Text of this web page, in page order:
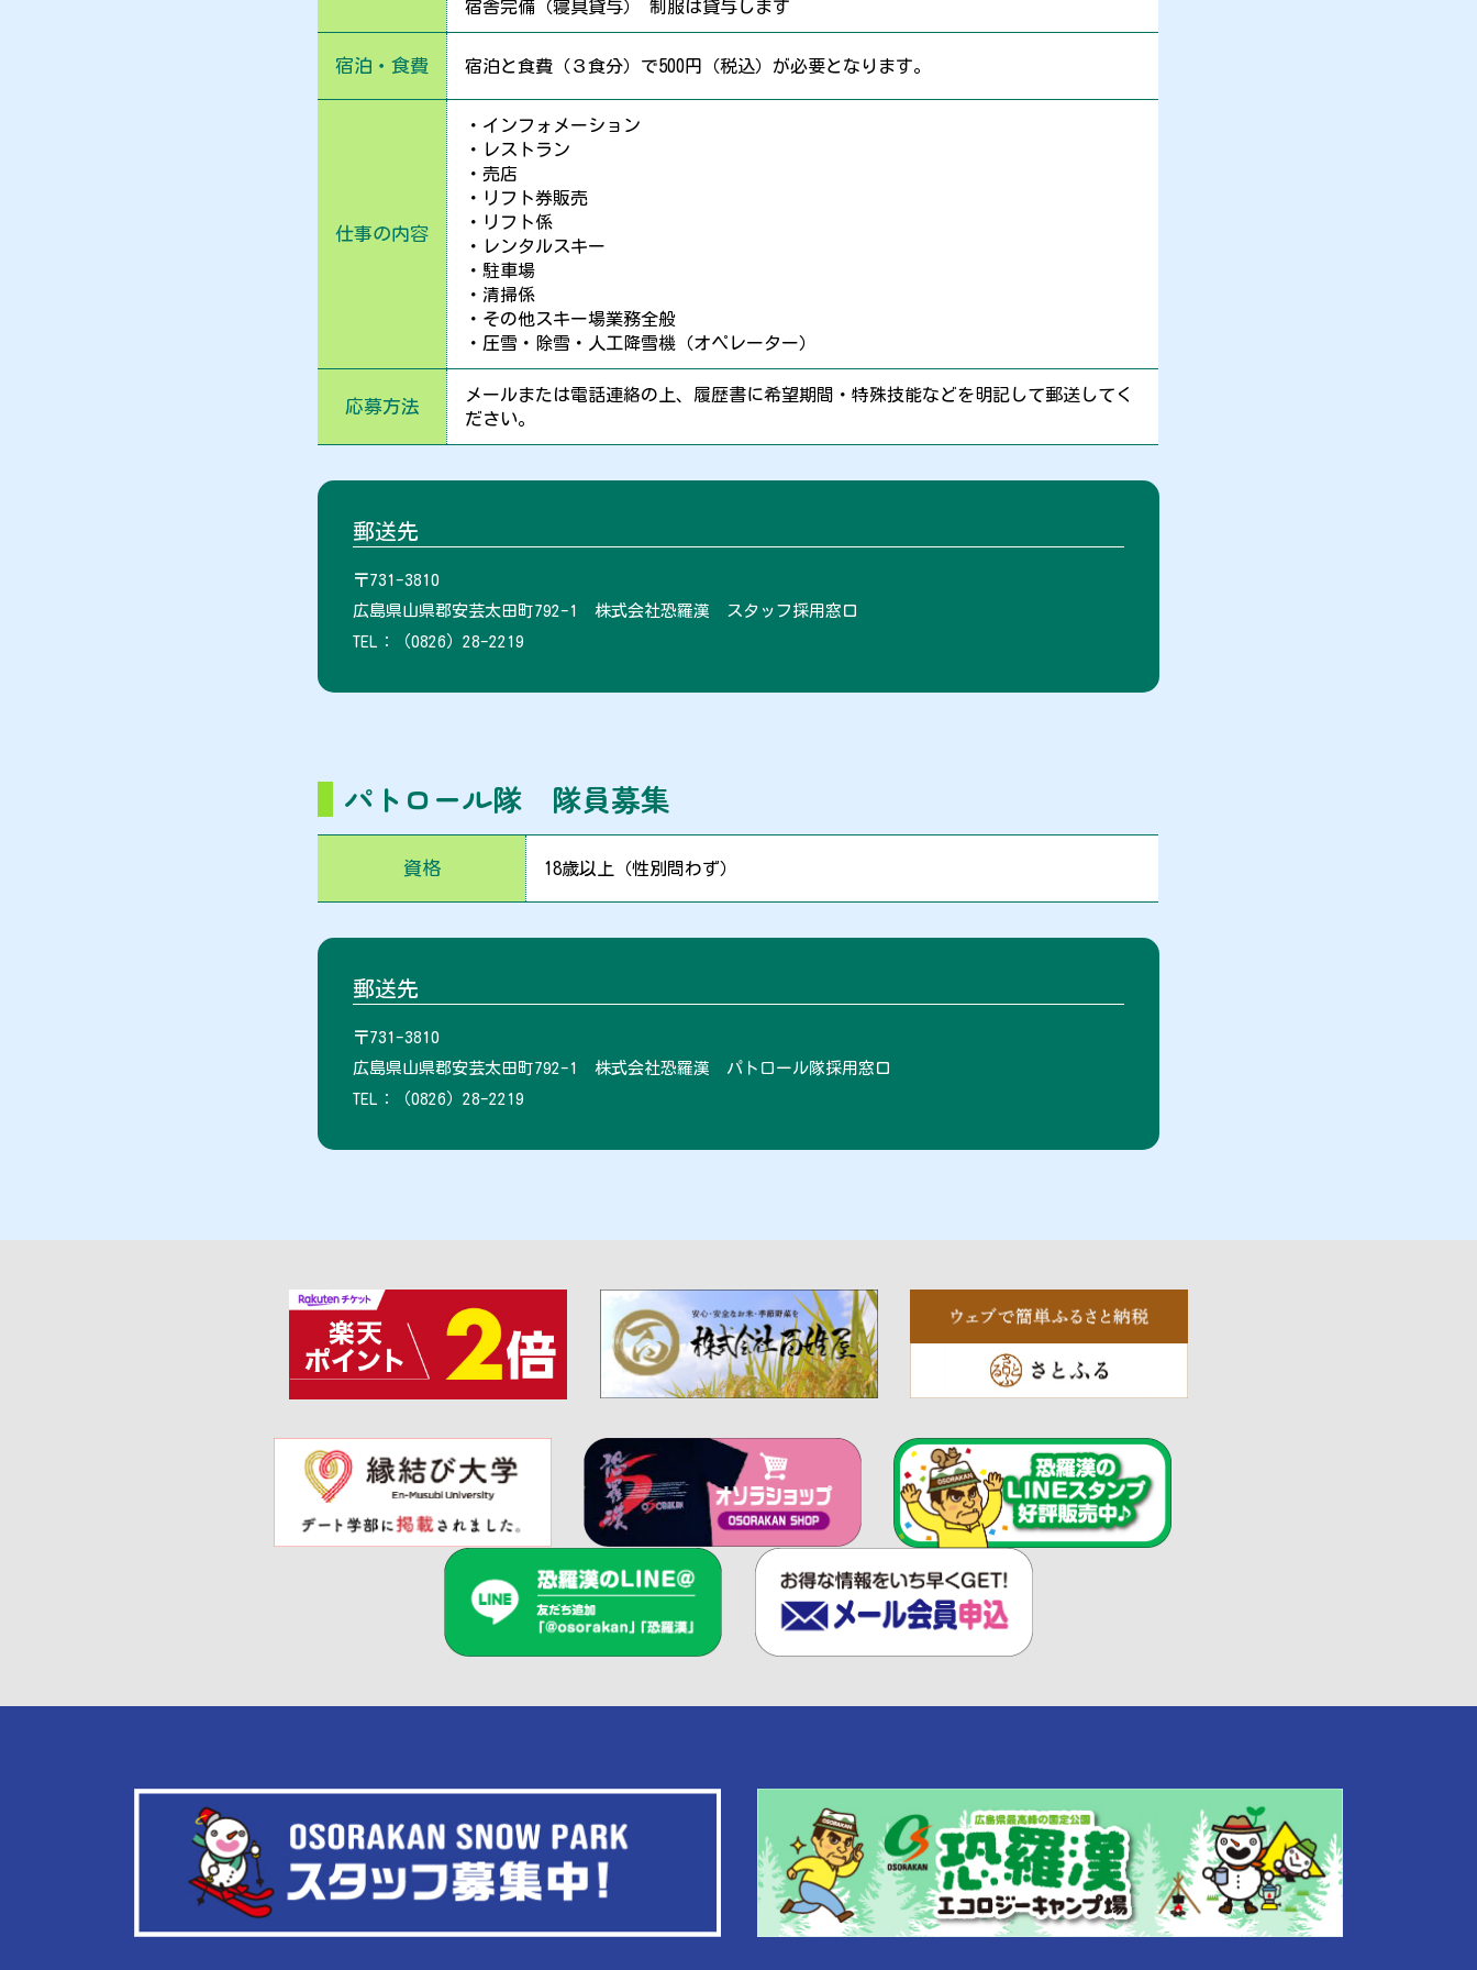
宿舎完備（寝具貸与） 制服は貸与します
宿泊・食費 宿泊と食費（３食分）で500円（税込）が必要となります。
仕事の内容
・インフォメーション
・レストラン
・売店
・リフト券販売
・リフト係
・レンタルスキー
・駐車場
・清掃係
・その他スキー場業務全般
・圧雪・除雪・人工降雪機（オペレーター）
応募方法
メールまたは電話連絡の上、履歴書に希望期間・特殊技能などを明記して郵送してく
ださい。
郵送先
〒731-3810
広島県山県郡安芸太田町792-1 株式会社恐羅漢 スタッフ採用窓口
TEL：（0826）28-2219
パトロール隊 隊員募集
資格 18歳以上（性別問わず）
郵送先
〒731-3810
広島県山県郡安芸太田町792-1 株式会社恐羅漢 パトロール隊採用窓口
TEL：（0826）28-2219